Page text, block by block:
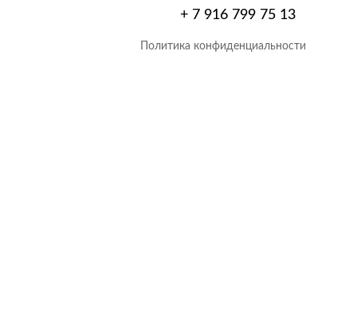
+ 7 916 799 75 13
Политика конфиденциальности